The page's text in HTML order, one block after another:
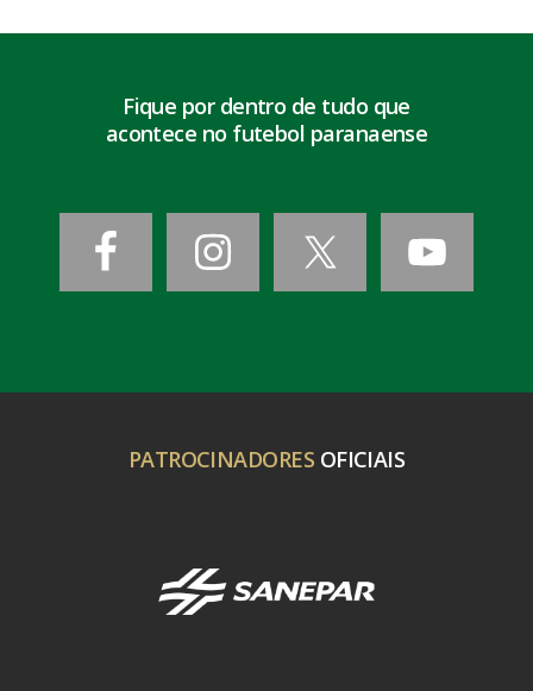
Fique por dentro de tudo que
acontece no futebol paranaense
PATROCINADORES OFICIAIS